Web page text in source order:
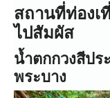
สถานที่ท่อง
ไปสัมผัส
น้ำตกกวงสีปร
พระบาง